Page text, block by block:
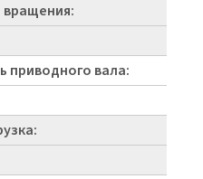
вращения:
приводного вала: